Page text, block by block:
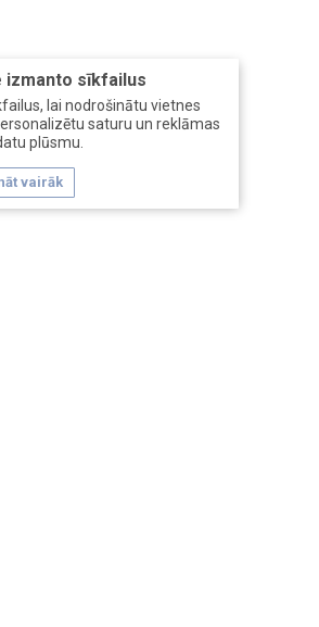
izmanto sīkfailus
lai nodrošinātu vietnes
saturu un reklāmas
plūsmu.
vairāk